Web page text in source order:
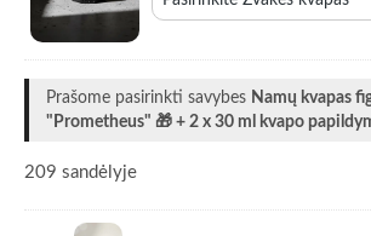
Prašome pasirinkti savybes Namų kvapas
"Prometheus" 🎁 + 2 x 30 ml kvapo
209 sandėlyje